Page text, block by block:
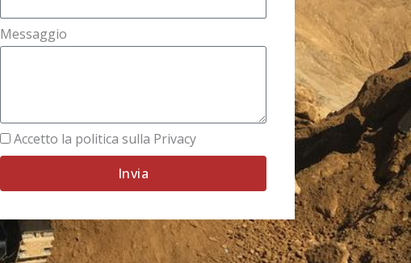
Messaggio
Accetto la politica sulla Privacy
Invia